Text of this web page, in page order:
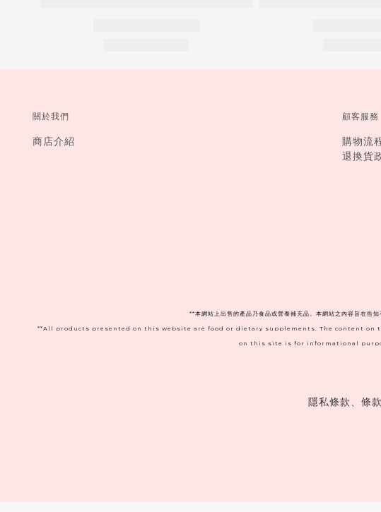
關於我們
商店介紹
顧客服務
購物流
退換貨
**本網站上出售的產品乃食品或營養補充品。本網站之內容旨在告
**All products presented on this website are food or dietary supplements. The content
on this site is for informational
隱私條款、條